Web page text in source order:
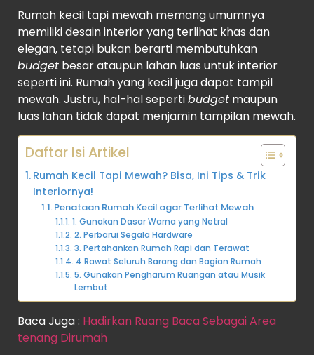
Rumah kecil tapi mewah memang umumnya
memiliki desain interior yang terlihat khas dan
elegan, tetapi bukan berarti membutuhkan
budget besar ataupun lahan luas untuk interior
seperti ini. Rumah yang kecil juga dapat tampil
mewah. Justru, hal-hal sepertibudget maupun
luas lahan tidak dapat menjamin tampilan mewah.
Daftar Isi Artikel
Rumah Kecil Tapi Mewah? Bisa, Ini Tips & Trik
Interiornya!
Penataan Rumah Kecil agar Terlihat Mewah
1. Gunakan Dasar Warna yang Netral
2. Perbarui Segala Hardware
3. Pertahankan Rumah Rapi dan Terawat
4.Rawat Seluruh Barang dan Bagian Rumah
5. Gunakan Pengharum Ruangan atau Musik
Lembut
Baca Juga : Hadirkan Ruang Baca Sebagai Area
tenang Dirumah